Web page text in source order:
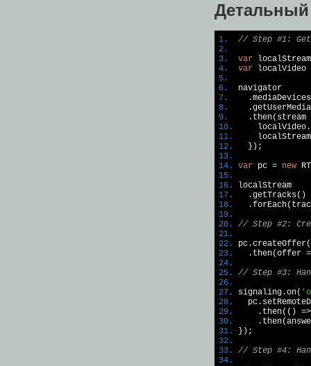
1.
// Step #1:
2.
3.
var
4.
var
5.
6.
7.
8.
9.
10.
11.
12.
13.
14.
var pc = new
15.
16.
17.
18.
19.
20.
// Step #2:
21.
22.
23.
.then(offer
24.
25.
// Step #3:
26.
27.
signaling.on(
28.
29.
30.
31.
32.
33.
// Step #4:
34.